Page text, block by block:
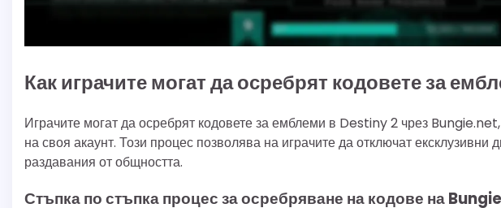
Как играчите могат да осребрят кодовете за
Играчите могат да осребрят кодовете за емблеми в Destiny 2 чрез
на своя акаунт. Този процес позволява на играчите да отключат ексклузивни
раздавания от общността.
Стъпка по стъпка процес за осребряване на кодове на